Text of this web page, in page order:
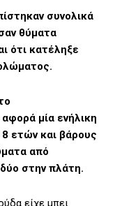
συνολικά
θύματα
ότι κατέληξε
μία ενήλικη
8 ετών και βάρους
από
στην πλάτη.